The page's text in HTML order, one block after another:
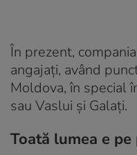
În prezent,
angajați, având
Moldova, în special
sau Vaslui și Galați.
Toată lumea e pe